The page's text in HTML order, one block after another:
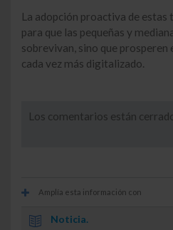
La adopción proactiva de
para que las pequeñas y
sobrevivan, sino que
cada vez más digitalizado.
Los comentarios están
Amplía esta información con
Noticia.